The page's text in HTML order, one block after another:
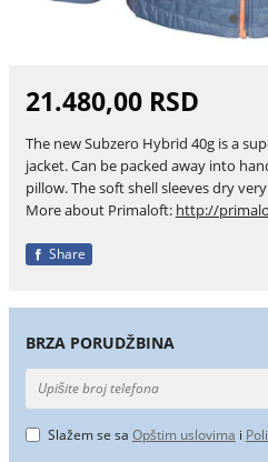
21.480,00 RSD
The new Subzero Hybrid 40g is a
jacket. Can be packed away into
pillow. The soft shell sleeves dry
More about Primaloft: http://
Share
BRZA PORUDŽBINA
Slažem se sa Opštim uslovima i